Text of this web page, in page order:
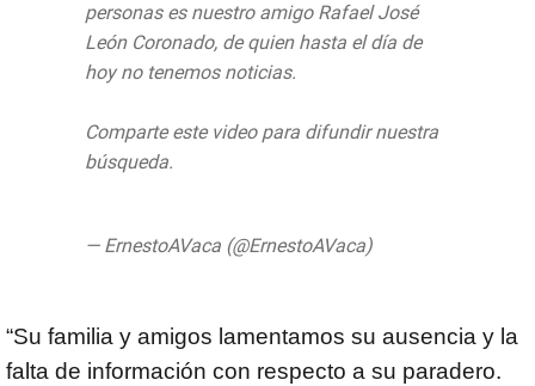
personas es nuestro amigo Rafael José
León Coronado, de quien hasta el día de
hoy no tenemos noticias.
Comparte este video para difundir nuestra
búsqueda.
— ErnestoAVaca (@ErnestoAVaca)
“Su familia y amigos lamentamos su ausencia y la
falta de información con respecto a su paradero.